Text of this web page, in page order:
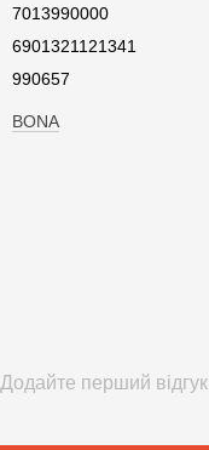
7013990000
6901321121341
990657
BONA
Додайте перший відгук